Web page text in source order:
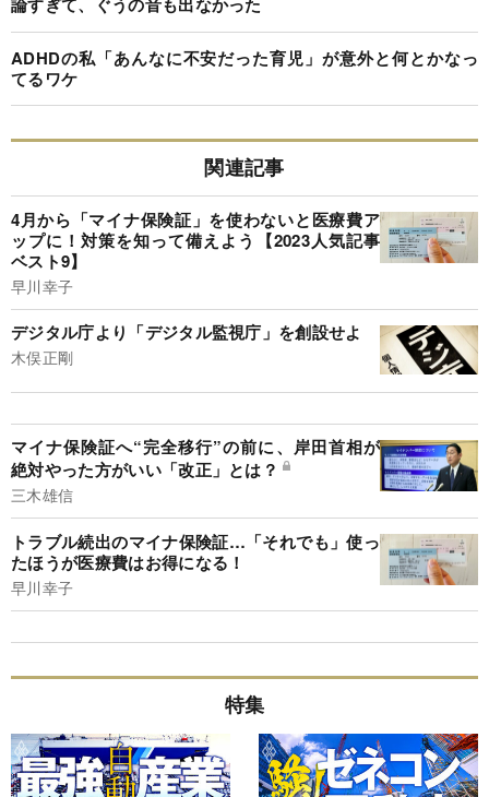
ADHDの私「あんなに不安だった育児」が意外と何とかなっ
てるワケ
関連記事
4月から「マイナ保険証」を使わないと医療費ア
ップに！対策を知って備えよう【2023人気記事
ベスト9】
早川幸子
デジタル庁より「デジタル監視庁」を創設せよ
木俣正剛
マイナ保険証へ“完全移行”の前に、岸田首相が
絶対やった方がいい「改正」とは？
三木雄信
トラブル続出のマイナ保険証…「それでも」使っ
たほうが医療費はお得になる！
早川幸子
特集